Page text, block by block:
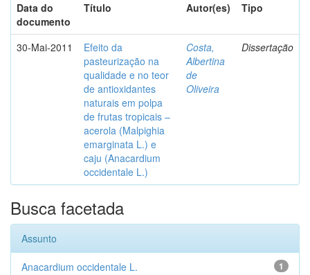
Data do
documento
Título Autor(es) Tipo
30-Mai-2011
Efeito da
pasteurização na
qualidade e no teor
de antioxidantes
naturais em polpa
de frutas tropicais –
acerola (Malpighia
emarginata L.) e
caju (Anacardium
occidentale L.)
Costa,
Albertina
de
Oliveira
Dissertação
Busca facetada
Assunto
1
Anacardium occidentale L.